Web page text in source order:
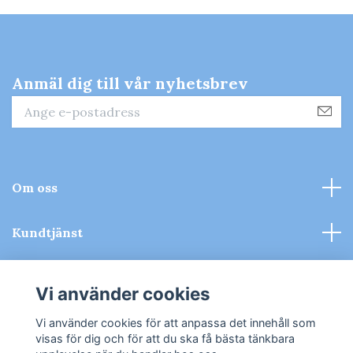
Anmäl dig till vår nyhetsbrev
Om oss
Kundtjänst
Sociala medier
Vi använder cookies
Vi använder cookies för att anpassa det innehåll som
visas för dig och för att du ska få bästa tänkbara